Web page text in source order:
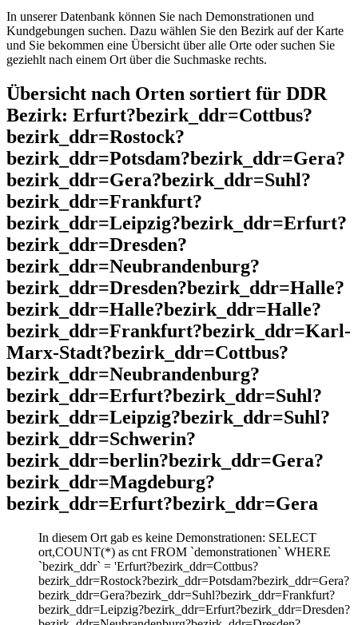
In unserer Datenbank können Sie nach Demonstrationen und
Kundgebungen suchen. Dazu wählen Sie den Bezirk auf der Karte
und Sie bekommen eine Übersicht über alle Orte oder suchen Sie
geziehlt nach einem Ort über die Suchmaske rechts.
Übersicht nach Orten sortiert für DDR
Bezirk: Erfurt?bezirk_ddr=Cottbus?
bezirk_ddr=Rostock?
bezirk_ddr=Potsdam?bezirk_ddr=Gera?
bezirk_ddr=Gera?bezirk_ddr=Suhl?
bezirk_ddr=Frankfurt?
bezirk_ddr=Leipzig?bezirk_ddr=Erfurt?
bezirk_ddr=Dresden?
bezirk_ddr=Neubrandenburg?
bezirk_ddr=Dresden?bezirk_ddr=Halle?
bezirk_ddr=Halle?bezirk_ddr=Halle?
bezirk_ddr=Frankfurt?bezirk_ddr=Karl-
Marx-Stadt?bezirk_ddr=Cottbus?
bezirk_ddr=Neubrandenburg?
bezirk_ddr=Erfurt?bezirk_ddr=Suhl?
bezirk_ddr=Leipzig?bezirk_ddr=Suhl?
bezirk_ddr=Schwerin?
bezirk_ddr=berlin?bezirk_ddr=Gera?
bezirk_ddr=Magdeburg?
bezirk_ddr=Erfurt?bezirk_ddr=Gera
In diesem Ort gab es keine Demonstrationen: SELECT
ort,COUNT(*) as cnt FROM `demonstrationen` WHERE
`bezirk_ddr` = 'Erfurt?bezirk_ddr=Cottbus?
bezirk_ddr=Rostock?bezirk_ddr=Potsdam?bezirk_ddr=Gera?
bezirk_ddr=Gera?bezirk_ddr=Suhl?bezirk_ddr=Frankfurt?
bezirk_ddr=Leipzig?bezirk_ddr=Erfurt?bezirk_ddr=Dresden?